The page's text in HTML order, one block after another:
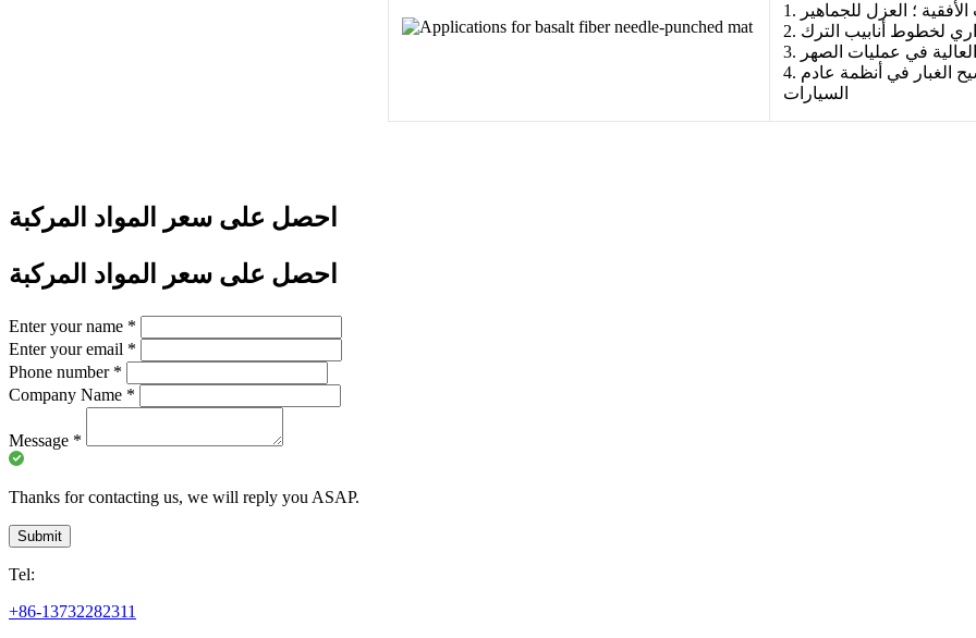
؛ العزل للجماهير
لخطوط أنابيب الترك
في عمليات الصهر
4. رطب الصوت ، العزل الحراري ، وترشيح الغبار في أنظمة عادم
السيارات
احصل على سعر المواد المركبة
احصل على سعر المواد المركبة
Enter your name *
Enter your email *
Phone number *
Company Name *
Message *
Thanks for contacting us, we will reply you ASAP.
Submit
Tel:
+86-13732282311